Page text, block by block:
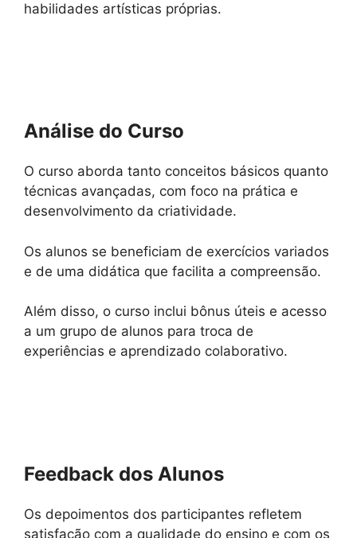
habilidades artísticas próprias.
Análise do Curso
O curso aborda tanto conceitos básicos quanto
técnicas avançadas, com foco na prática e
desenvolvimento da criatividade.
Os alunos se beneficiam de exercícios variados
e de uma didática que facilita a compreensão.
Além disso, o curso inclui bônus úteis e acesso
a um grupo de alunos para troca de
experiências e aprendizado colaborativo.
Feedback dos Alunos
Os depoimentos dos participantes refletem
satisfação com a qualidade do ensino e com os